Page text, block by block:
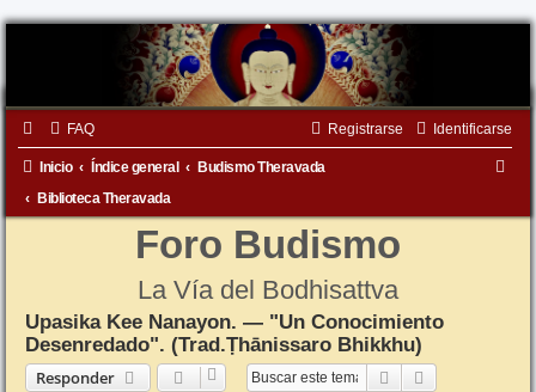
FAQ Identificarse
Registrarse
Inicio Índice general
Budismo Theravada
Biblioteca Theravada
Foro Budismo
La Vía del Bodhisattva
Upasika Kee Nanayon. — "Un Conocimiento
Desenredado". (Trad.Ṭhānissaro Bhikkhu)
Responder
Buscar